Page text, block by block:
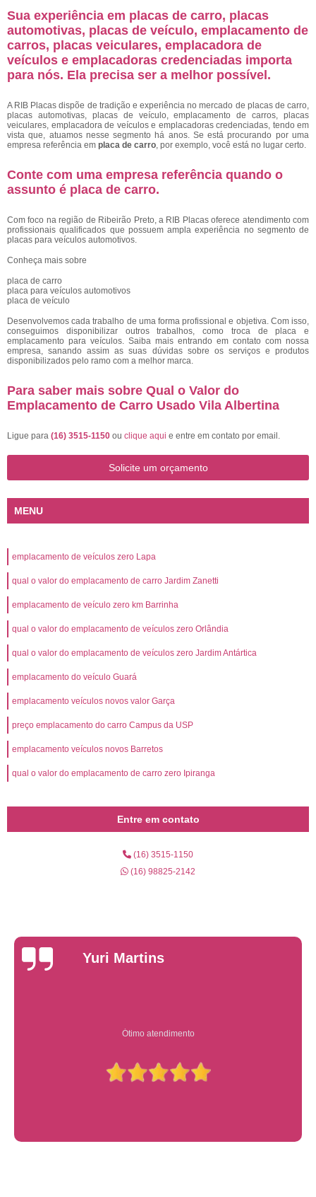
Sua experiência em placas de carro, placas
automotivas, placas de veículo, emplacamento de
carros, placas veiculares, emplacadora de
veículos e emplacadoras credenciadas importa
para nós. Ela precisa ser a melhor possível.
A RIB Placas dispõe de tradição e experiência no mercado de placas de carro,
placas automotivas, placas de veículo, emplacamento de carros, placas
veiculares, emplacadora de veículos e emplacadoras credenciadas, tendo em
vista que, atuamos nesse segmento há anos. Se está procurando por uma
empresa referência em placa de carro, por exemplo, você está no lugar certo.
Conte com uma empresa referência quando o
assunto é placa de carro.
Com foco na região de Ribeirão Preto, a RIB Placas oferece atendimento com
profissionais qualificados que possuem ampla experiência no segmento de
placas para veículos automotivos.
Conheça mais sobre
placa de carro
placa para veículos automotivos
placa de veículo
Desenvolvemos cada trabalho de uma forma profissional e objetiva. Com isso,
conseguimos disponibilizar outros trabalhos, como troca de placa e
emplacamento para veículos. Saiba mais entrando em contato com nossa
empresa, sanando assim as suas dúvidas sobre os serviços e produtos
disponibilizados pelo ramo com a melhor marca.
Para saber mais sobre Qual o Valor do
Emplacamento de Carro Usado Vila Albertina
Ligue para (16) 3515-1150 ou clique aqui e entre em contato por email.
Solicite um orçamento
MENU
emplacamento de veículos zero Lapa
qual o valor do emplacamento de carro Jardim Zanetti
emplacamento de veículo zero km Barrinha
qual o valor do emplacamento de veículos zero Orlândia
qual o valor do emplacamento de veículos zero Jardim Antártica
emplacamento do veículo Guará
emplacamento veículos novos valor Garça
preço emplacamento do carro Campus da USP
emplacamento veículos novos Barretos
qual o valor do emplacamento de carro zero Ipiranga
Entre em contato
(16) 3515-1150
(16) 98825-2142
Yuri Martins
Ótimo atendimento